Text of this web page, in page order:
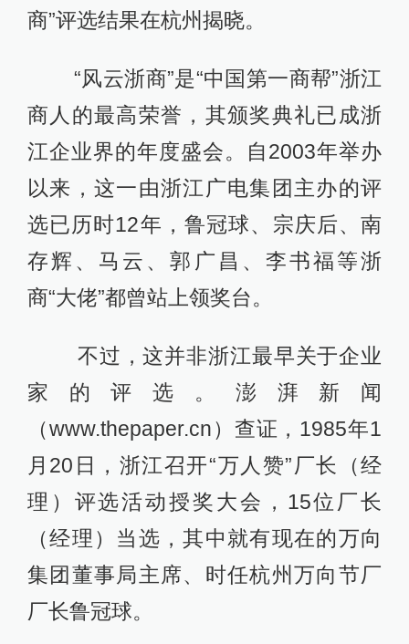
商”评选结果在杭州揭晓。
“风云浙商”是“中国第一商帮”浙江
商人的最高荣誉，其颁奖典礼已成浙
江企业界的年度盛会。自2003年举办
以来，这一由浙江广电集团主办的评
选已历时12年，鲁冠球、宗庆后、南
存辉、马云、郭广昌、李书福等浙
商“大佬”都曾站上领奖台。
不过，这并非浙江最早关于企业
家的评选。澎湃新闻
（www.thepaper.cn）查证，1985年1
月20日，浙江召开“万人赞”厂长（经
理）评选活动授奖大会，15位厂长
（经理）当选，其中就有现在的万向
集团董事局主席、时任杭州万向节厂
厂长鲁冠球。